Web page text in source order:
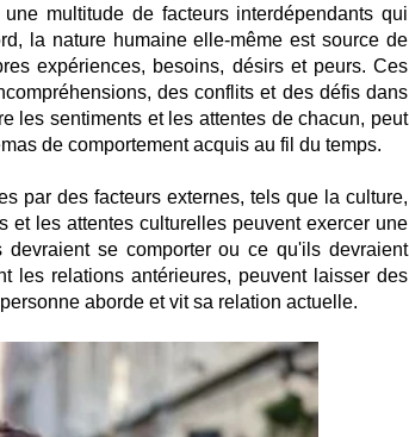
multitude de facteurs interdépendants qui
la nature humaine elle-même est source de
expériences, besoins, désirs et peurs. Ces
des conflits et des défis dans
les sentiments et les attentes de chacun, peut
de comportement acquis au fil du temps.
par des facteurs externes, tels que la culture,
et les attentes culturelles peuvent exercer une
se comporter ou ce qu'ils devraient
les relations antérieures, peuvent laisser des
aborde et vit sa relation actuelle.